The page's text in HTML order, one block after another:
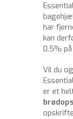
har
kan
0,5%
Vil du
er et